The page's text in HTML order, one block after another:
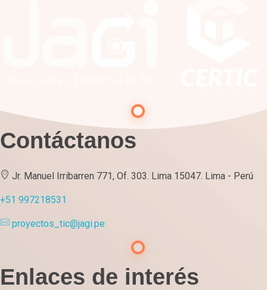
Contáctanos
Jr. Manuel Irribarren 771, Of. 303. Lima 15047. Lima - Perú
+51 997218531
proyectos_tic@jagi.pe
Enlaces de interés